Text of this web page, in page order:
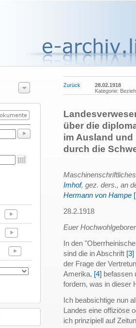
Zurück
28.02.1918
Kategorie:
über die
im Ausland und
durch die
Imhof, gez. ders., an
Hermann von Hampe
28.2.1918
Euer
In den
sind die in Abschrift [3]
der Frage der
Amerika, [4] befassen
fordern, was in dieser
Ich beabsichtige nun
Landes eine offiziöse
ich prinzipiell auf